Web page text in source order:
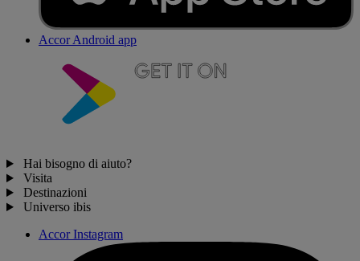
Accor Android app
Hai bisogno di aiuto?
Visita
Destinazioni
Universo ibis
Accor Instagram